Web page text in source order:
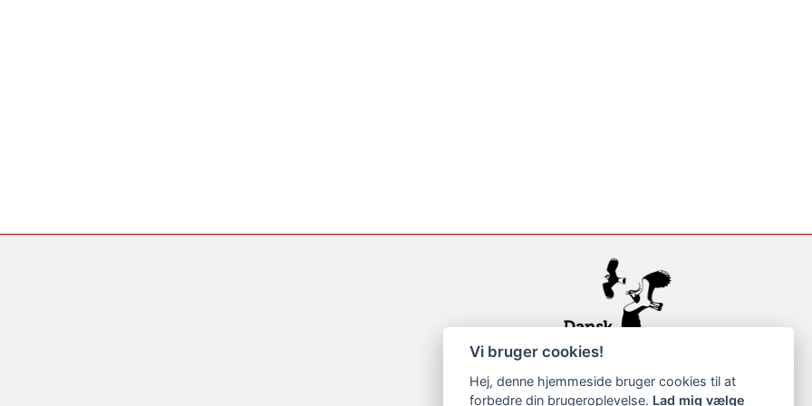
Vi bruger cookies!
Hej, denne hjemmeside bruger cookies til at
forbedre din brugeroplevelse. Lad mig vælge